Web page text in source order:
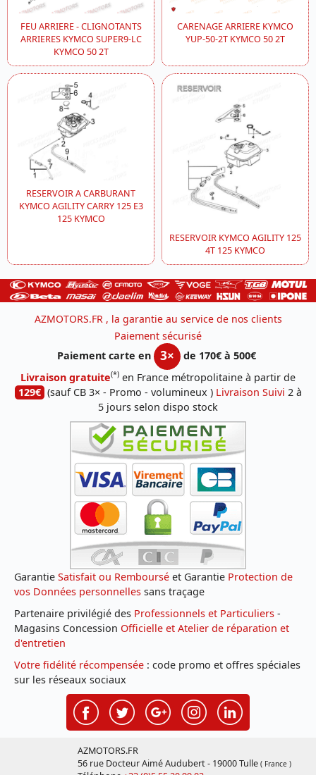
FEU ARRIERE - CLIGNOTANTS
ARRIERES KYMCO SUPER9-LC
KYMCO 50 2T
CARENAGE ARRIERE KYMCO
YUP-50-2T KYMCO 50 2T
RESERVOIR A CARBURANT
KYMCO AGILITY CARRY 125 E3
125 KYMCO
RESERVOIR KYMCO AGILITY 125
4T 125 KYMCO
AZMOTORS.FR , la garantie au service de nos clients
Paiement sécurisé
Paiement carte en
3×
de 170€ à 500€
Livraison gratuite(*) en France métropolitaine à partir de
129€ (sauf CB 3× - Promo - volumineux ) Livraison Suivi 2 à
5 jours selon dispo stock
Garantie Satisfait ou Remboursé et Garantie Protection de
vos Données personnelles sans traçage
Partenaire privilégié des Professionnels et Particuliers -
Magasins Concession Officielle et Atelier de réparation et
d'entretien
Votre fidélité récompensée : code promo et offres spéciales
sur les réseaux sociaux
AZMOTORS.FR
56 rue Docteur Aimé Audubert - 19000 Tulle ( France )